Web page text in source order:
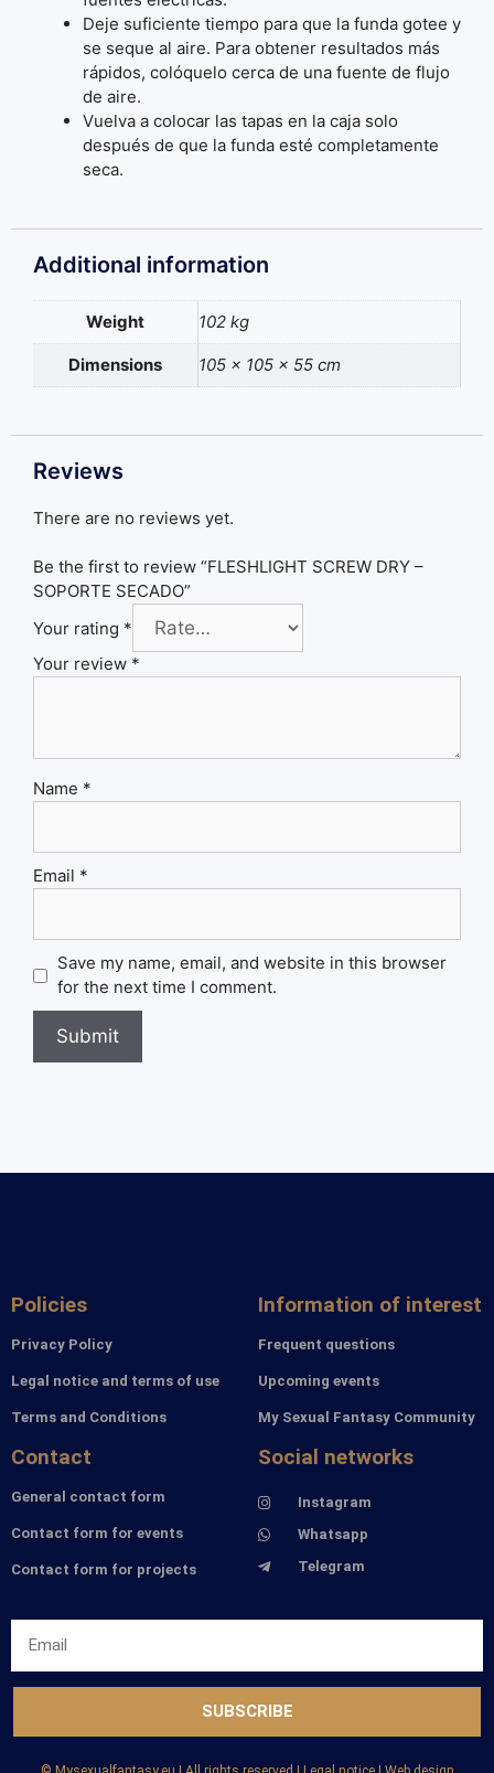
Deje suficiente tiempo para que la funda gotee y
se seque al aire. Para obtener resultados más
rápidos, colóquelo cerca de una fuente de flujo
de aire.
Vuelva a colocar las tapas en la caja solo
después de que la funda esté completamente
seca.
Additional information
Weight 102 kg
Dimensions 105 × 105 × 55 cm
Reviews
There are no reviews yet.
Be the first to review “FLESHLIGHT SCREW DRY –
SOPORTE SECADO”
Your rating *
Your review *
Name *
Email *
Save my name, email, and website in this browser
for the next time I comment.
Policies
Privacy Policy
Legal notice and terms of use
Terms and Conditions
Information of interest
Frequent questions
Upcoming events
My Sexual Fantasy Community
Contact
General contact form
Contact form for events
Contact form for projects
Social networks
Instagram
Whatsapp
Telegram
SUBSCRIBE